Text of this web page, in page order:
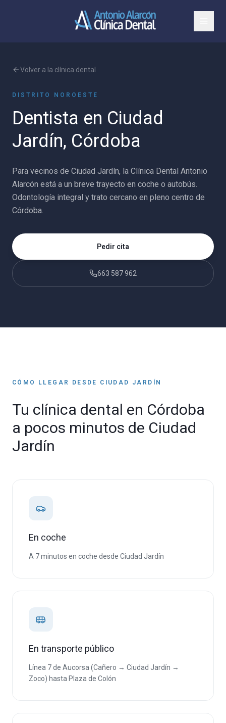
Volver a la clínica dental
DISTRITO NOROESTE
Dentista en Ciudad
Jardín, Córdoba
Para vecinos de Ciudad Jardín, la Clínica Dental Antonio
Alarcón está a un breve trayecto en coche o autobús.
Odontología integral y trato cercano en pleno centro de
Córdoba.
Pedir cita
663 587 962
CÓMO LLEGAR DESDE CIUDAD JARDÍN
Tu clínica dental en Córdoba
a pocos minutos de Ciudad
Jardín
En coche
A 7 minutos en coche desde Ciudad Jardín
En transporte público
Línea 7 de Aucorsa (Cañero → Ciudad Jardín →
Zoco) hasta Plaza de Colón